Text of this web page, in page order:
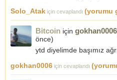
Solo_Atak için cevaplandı (yorumu
Bitcoin için gokhan0006
önce)
ytd diyelimde başımız
gokhan0006 için cevaplandı